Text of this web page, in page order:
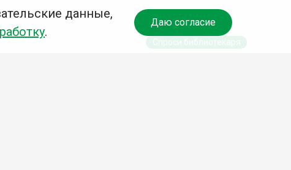
данные,
.
Даю согласие
Спроси библиотекаря